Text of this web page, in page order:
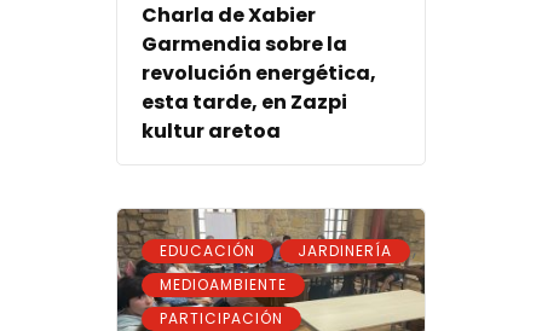
Charla de Xabier
Garmendia sobre la
revolución energética,
esta tarde, en Zazpi
kultur aretoa
EDUCACIÓN , JARDINERÍA ,
MEDIOAMBIENTE ,
PARTICIPACIÓN